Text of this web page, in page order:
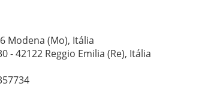
Modena (Mo), Itália
- 42122 Reggio Emilia (Re), Itália